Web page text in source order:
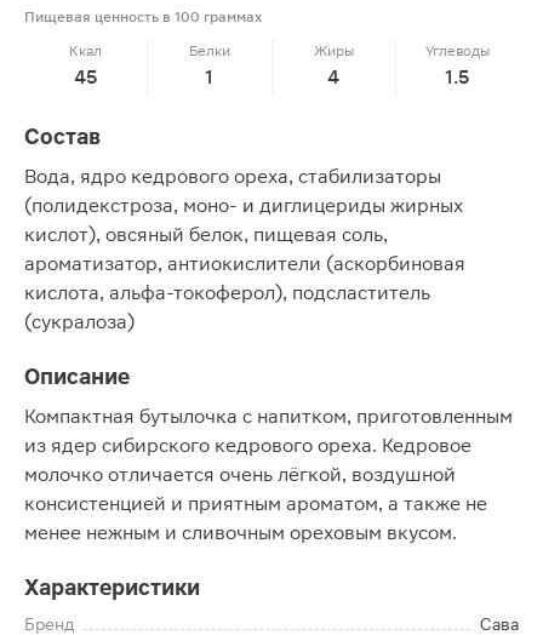
Пищевая ценность в 100 граммах
Ккал
45
Белки
1
Жиры
4
Углеводы
1.5
Состав
Вода, ядро кедрового ореха, стабилизаторы
(полидекстроза, моно- и диглицериды жирных
кислот), овсяный белок, пищевая соль,
ароматизатор, антиокислители (аскорбиновая
кислота, альфа-токоферол), подсластитель
(сукралоза)
Описание
Компактная бутылочка с напитком, приготовленным
из ядер сибирского кедрового ореха. Кедровое
молочко отличается очень лёгкой, воздушной
консистенцией и приятным ароматом, а также не
менее нежным и сливочным ореховым вкусом.
Характеристики
Бренд
Сава